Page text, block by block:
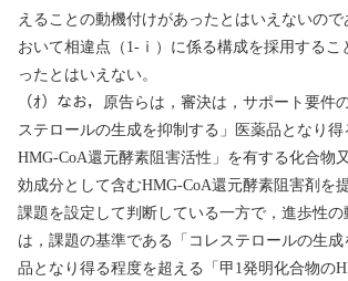
えることの動機付けがあったとはいえないので
おいて相違点（ 1- ⅰ ）に係る構成を採用するこ
ったとはいえない。
（ｵ）なお，原告らは，審決は，サポート要件
ステロールの生成を抑制する」医薬品となり得
HMG-CoA還元酵素阻害活性」を有する化合物
効成分として含むHMG-CoA還元酵素阻害剤を
課題を設定して判断している一方で，進歩性
は，課題の基準である「コレステロールの生
品となり得る程度を超える「甲 1発明化合物の